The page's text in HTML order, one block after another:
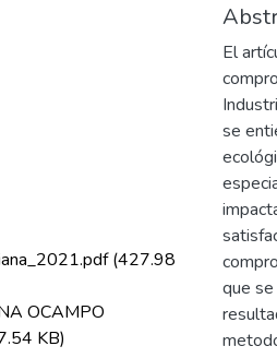
(427.98
OCAMPO
KB)
El
se
que